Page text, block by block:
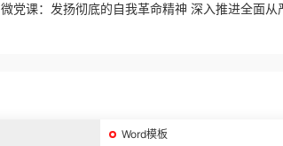
微党课：发扬彻底的自我革命精神 深入推进全面从
Word模板